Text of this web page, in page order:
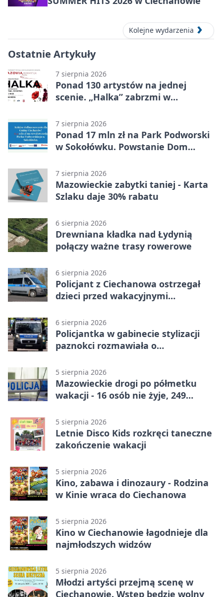
Kolejne wydarzenia
Ostatnie Artykuły
7 sierpnia 2026
Ponad 130 artystów na jednej
scenie. „Halka” zabrzmi w
7 sierpnia 2026
Ponad 17 mln zł na Park Podworski
w Sokołówku. Powstanie Dom
7 sierpnia 2026
Mazowieckie zabytki taniej - Karta
Szlaku daje 30% rabatu
6 sierpnia 2026
Drewniana kładka nad Łydynią
połączy ważne trasy rowerowe
6 sierpnia 2026
Policjant z Ciechanowa ostrzegał
dzieci przed wakacyjnymi
6 sierpnia 2026
Policjantka w gabinecie stylizacji
paznokci rozmawiała o
5 sierpnia 2026
Mazowieckie drogi po półmetku
wakacji - 16 osób nie żyje, 249
5 sierpnia 2026
Letnie Disco Kids rozkręci taneczne
zakończenie wakacji
5 sierpnia 2026
Kino, zabawa i dinozaury - Rodzina
w Kinie wraca do Ciechanowa
5 sierpnia 2026
Kino w Ciechanowie łagodnieje dla
najmłodszych widzów
5 sierpnia 2026
Młodzi artyści przejmą scenę w
Ciechanowie. Wstęp będzie wolny